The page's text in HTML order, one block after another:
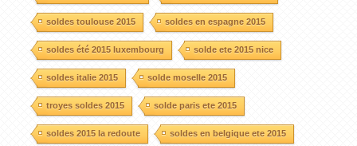
soldes toulouse 2015 soldes en espagne 2015
soldes été 2015 luxembourg solde ete 2015 nice
soldes italie 2015 solde moselle 2015
troyes soldes 2015 solde paris ete 2015
soldes 2015 la redoute soldes en belgique ete 2015